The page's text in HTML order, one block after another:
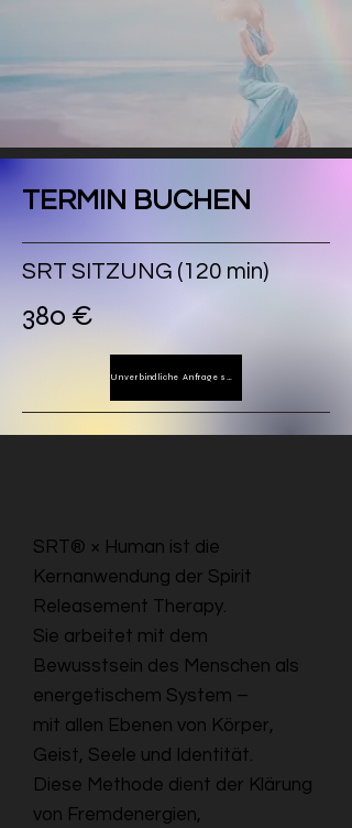
TERMIN BUCHEN
SRT SITZUNG (120 min)
380 €
Unverbindliche Anfrage senden
SRT® × Human ist die
Kernanwendung der Spirit
Releasement Therapy.
Sie arbeitet mit dem
Bewusstsein des Menschen als
energetischem System –
mit allen Ebenen von Körper,
Geist, Seele und Identität.
Diese Methode dient der Klärung
von Fremdenergien,